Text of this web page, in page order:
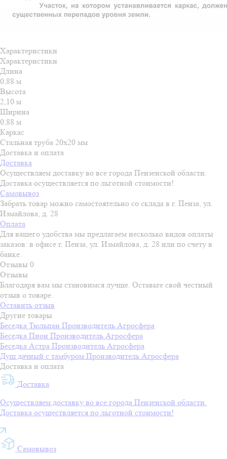
Характеристики
Характеристики
Длина
0,88 м
Высота
2,10 м
Ширина
0,88 м
Каркас
Стальная труба 20x20 мм
Доставка и оплата
Доставка
Осуществляем доставку во все города Пензенской области.
Доставка осуществляется по льготной стоимости!
Самовывоз
Забрать товар можно самостоятельно со склада в г. Пенза, ул.
Измайлова, д. 28
Оплата
Для вашего удобства мы предлагаем несколько видов оплаты
заказов: в офисе г. Пенза, ул. Измайлова, д. 28 или по счету в
банке.
Отзывы 0
Отзывы
Благодаря вам мы становимся лучше. Оставьте свой честный
отзыв о товаре.
Оставить отзыв
Другие товары
Беседка Тюльпан Производитель Агросфера
Беседка Пион Производитель Агросфера
Беседка Астра Производитель Агросфера
Душ дачный с тамбуром Производитель Агросфера
Доставка и оплата
Доставка
Осуществляем доставку во все города Пензенской области.
Доставка осуществляется по льготной стоимости!
Самовывоз